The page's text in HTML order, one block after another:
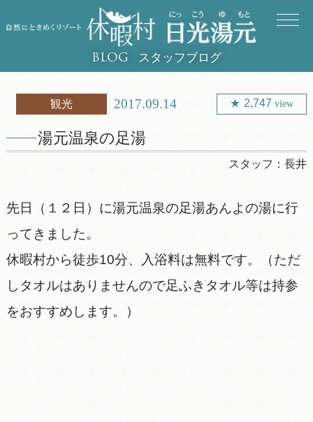
BLOG スタッフブログ
観光 2017.09.14 2,747view
湯元温泉の足湯
スタッフ：長井
先日（１２日）に湯元温泉の足湯あんよの湯に行
ってきました。
休暇村から徒歩10分、入浴料は無料です。（ただ
しタオルはありませんので足ふきタオル等は持参
をおすすめします。）